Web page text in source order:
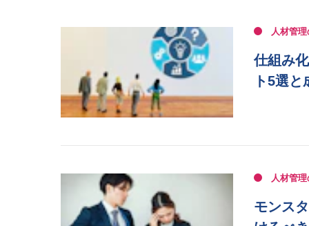
人材管
仕組み
ト5選
人材管
モンス